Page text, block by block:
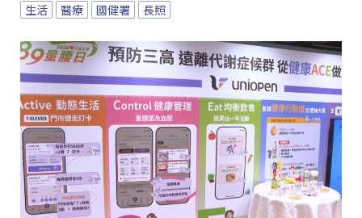
生活 醫療 國健署 長照